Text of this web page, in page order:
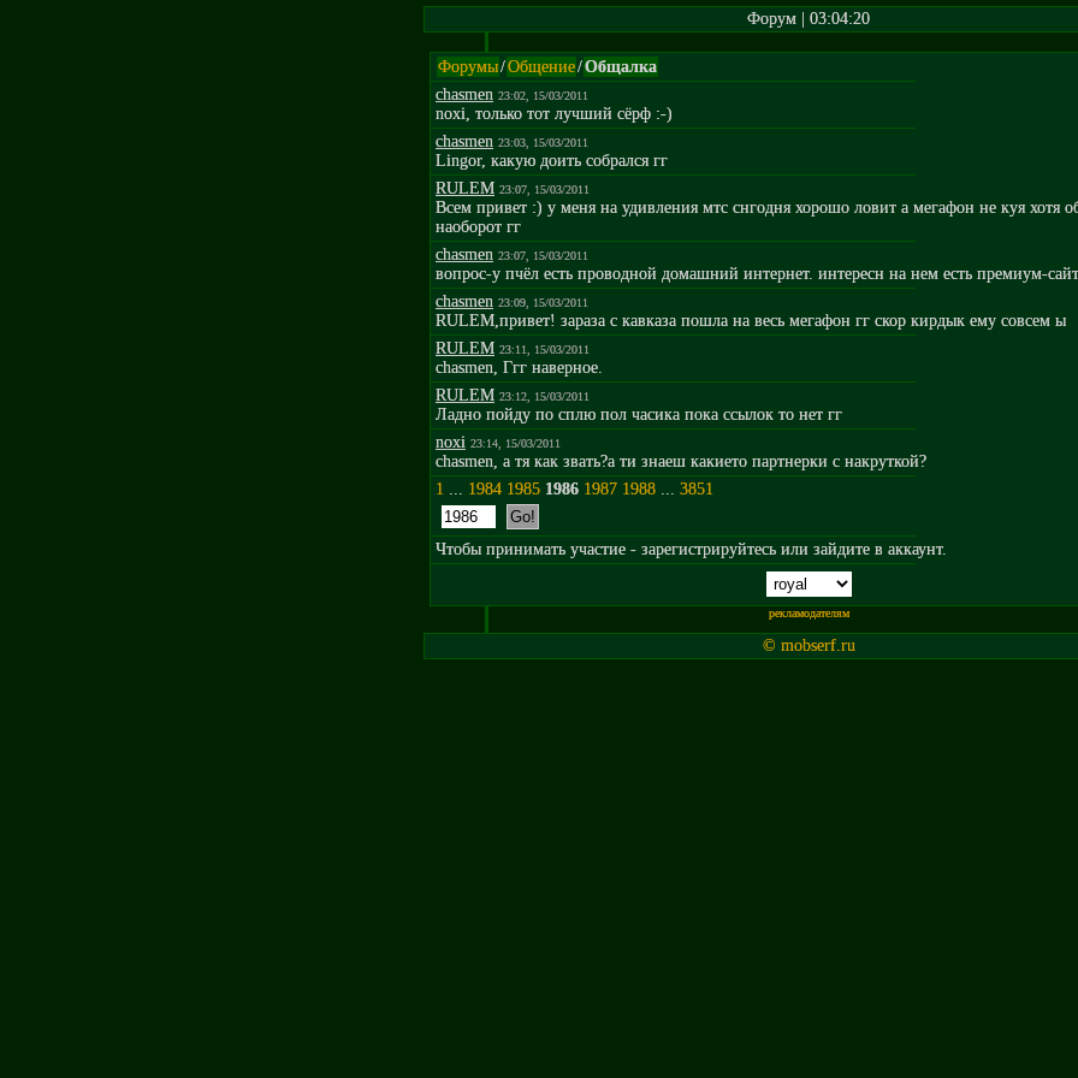
Форум | 03:04:20
Форумы/Общение/Общалка
chasmen 23:02, 15/03/2011
noxi, только тот лучший сёрф :-)
chasmen 23:03, 15/03/2011
Lingor, какую доить собрался гг
RULEM 23:07, 15/03/2011
Всем привет :) у меня на удивления мтс снгодня хорошо ловит а мегафон не куя хотя
наоборот гг
chasmen 23:07, 15/03/2011
вопрос-у пчёл есть проводной домашний интернет. интересн на нем есть премиум-
chasmen 23:09, 15/03/2011
RULEM,привет! зараза с кавказа пошла на весь мегафон гг скор кирдык ему совсем ы
RULEM 23:11, 15/03/2011
chasmen, Ггг наверное.
RULEM 23:12, 15/03/2011
Ладно пойду по сплю пол часика пока ссылок то нет гг
noxi 23:14, 15/03/2011
chasmen, а тя как звать?а ти знаеш какието партнерки с накруткой?
1 ... 1984 1985 1986 1987 1988 ... 3851
Чтобы принимать участие - зарегистрируйтесь или зайдите в аккаунт.
рекламодателям
© mobserf.ru